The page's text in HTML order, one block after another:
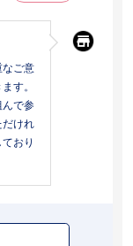
なご意
す。
で参
だけれ
おり